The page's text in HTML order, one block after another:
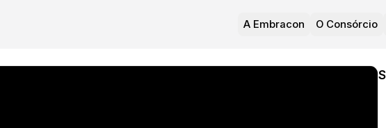
A Embracon O Consórcio